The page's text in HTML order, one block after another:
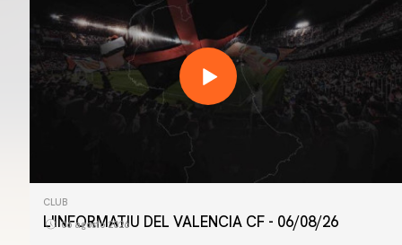
CLUB
L'INFORMATIU DEL VALENCIA CF - 06/08/26
06 agosto 2026